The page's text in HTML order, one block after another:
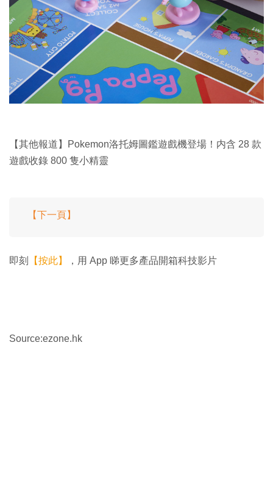
【其他報道】Pokemon洛托姆圖鑑遊戲機登場！内含 28 款
遊戲收錄 800 隻小精靈
【下一頁】
即刻 【按此】 ，用 App 睇更多產品開箱科技影片
Source:ezone.hk